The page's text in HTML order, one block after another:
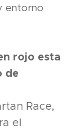
entorno
rojo esta
de
Race,
el